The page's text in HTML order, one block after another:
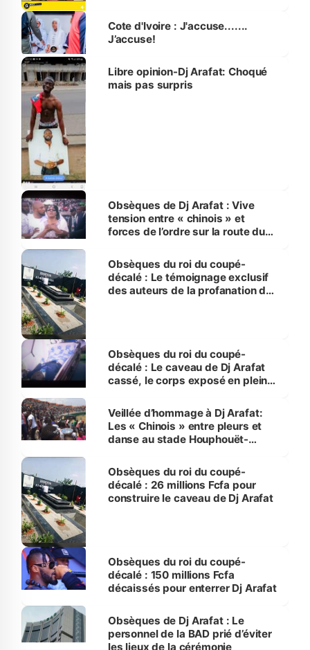
Cote d'Ivoire : J'accuse.......
J’accuse!
Libre opinion-Dj Arafat: Choqué
mais pas surpris
Obsèques de Dj Arafat : Vive
tension entre « chinois » et
forces de l’ordre sur la route du
Obsèques du roi du coupé-
décalé : Le témoignage exclusif
des auteurs de la profanation du
Obsèques du roi du coupé-
décalé : Le caveau de Dj Arafat
cassé, le corps exposé en plein
Veillée d’hommage à Dj Arafat:
Les « Chinois » entre pleurs et
danse au stade Houphouët-
Obsèques du roi du coupé-
décalé : 26 millions Fcfa pour
construire le caveau de Dj Arafat
Obsèques du roi du coupé-
décalé : 150 millions Fcfa
décaissés pour enterrer Dj Arafat
Obsèques de Dj Arafat : Le
personnel de la BAD prié d’éviter
les lieux de la cérémonie